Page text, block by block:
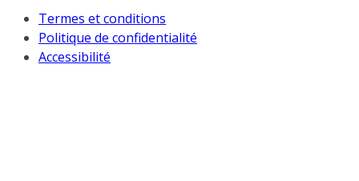
Termes et conditions
Politique de confidentialité
Accessibilité